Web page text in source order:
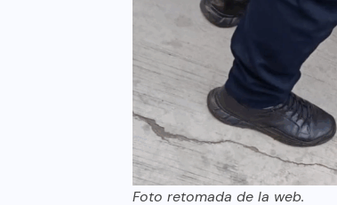
Foto retomada de la web.